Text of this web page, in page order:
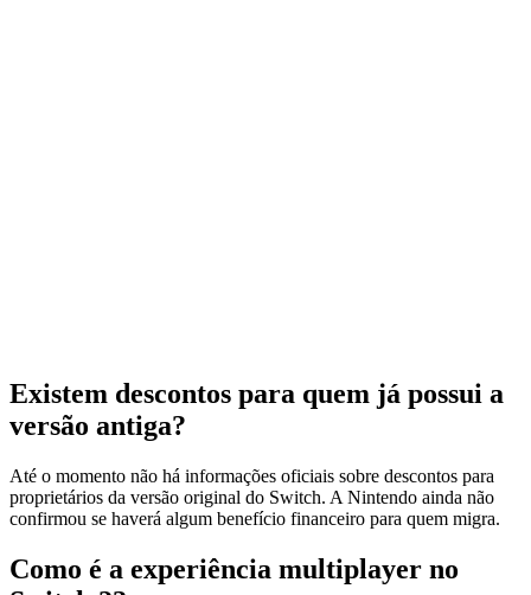
Existem descontos para quem já possui a
versão antiga?
Até o momento não há informações oficiais sobre descontos para
proprietários da versão original do Switch. A Nintendo ainda não
confirmou se haverá algum benefício financeiro para quem migra.
Como é a experiência multiplayer no